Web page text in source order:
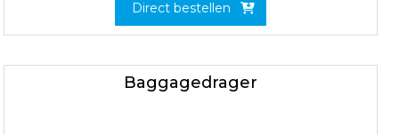
Direct bestellen
Baggagedrager